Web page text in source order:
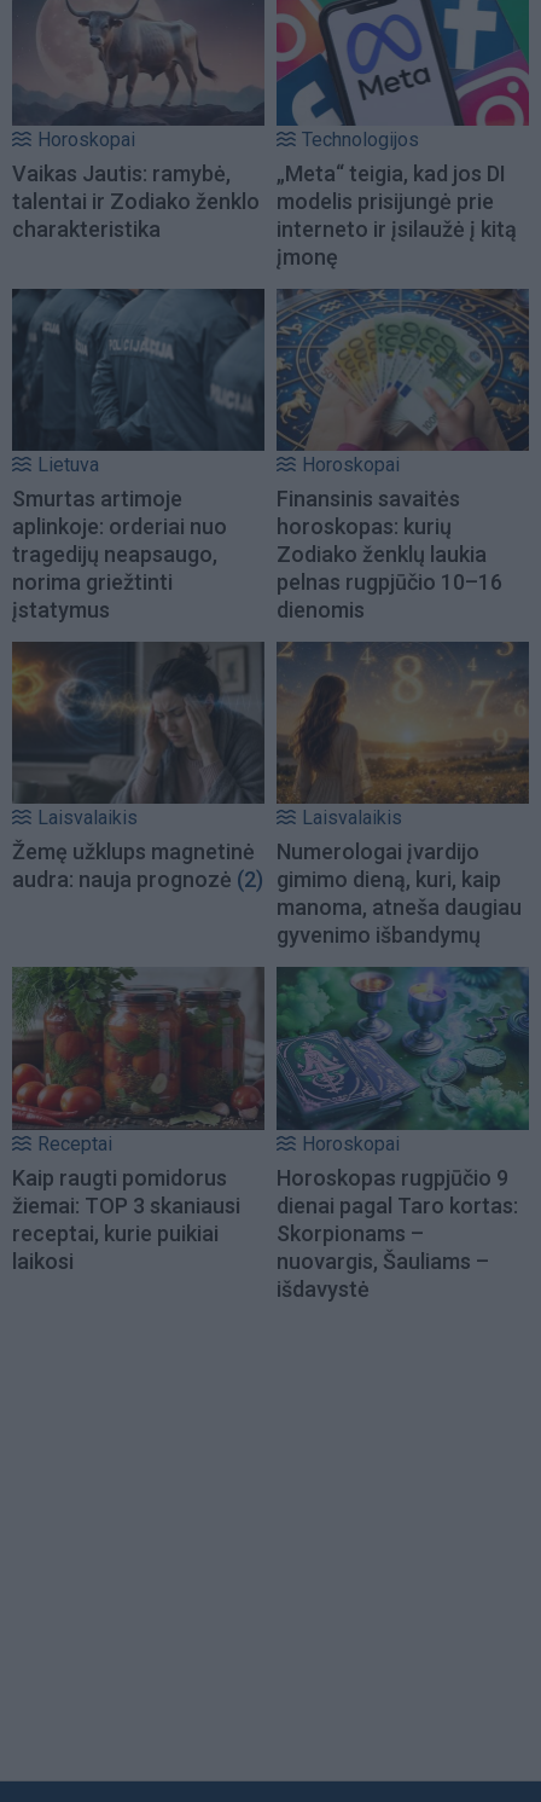
Horoskopai
Vaikas Jautis: ramybė,
talentai ir Zodiako ženklo
charakteristika
Technologijos
„Meta“ teigia, kad jos DI
modelis prisijungė prie
interneto ir įsilaužė į kitą
įmonę
Lietuva
Smurtas artimoje
aplinkoje: orderiai nuo
tragedijų neapsaugo,
norima griežtinti
įstatymus
Horoskopai
Finansinis savaitės
horoskopas: kurių
Zodiako ženklų laukia
pelnas rugpjūčio 10–16
dienomis
Laisvalaikis
Žemę užklups magnetinė
audra: nauja prognozė (2)
Laisvalaikis
Numerologai įvardijo
gimimo dieną, kuri, kaip
manoma, atneša daugiau
gyvenimo išbandymų
Receptai
Kaip raugti pomidorus
žiemai: TOP 3 skaniausi
receptai, kurie puikiai
laikosi
Horoskopai
Horoskopas rugpjūčio 9
dienai pagal Taro kortas:
Skorpionams –
nuovargis, Šauliams –
išdavystė